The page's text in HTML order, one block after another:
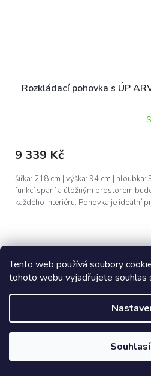
Tento web používá soubory
tohoto webu vyjadřujete souhlas
Rozkládací pohovka s ÚP
9 339 Kč
šířka: 218 cm | výška: 94 cm |
funkcí spaní a úložným prostorem
každého interiéru. Pohovka je ideální